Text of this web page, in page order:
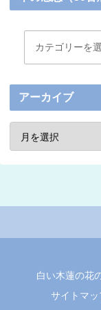
アーカイブ
白い木蓮の花
サイトマッ